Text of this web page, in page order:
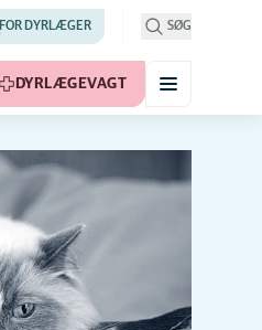
FOR DYRLÆGER SØG
DYRLÆGEVAGT